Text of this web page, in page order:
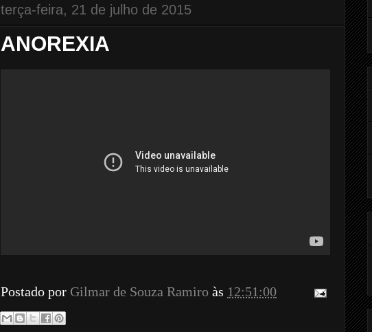
terça-feira, 21 de julho de 2015
ANOREXIA
Postado por Gilmar de Souza Ramiro às 12:51:00